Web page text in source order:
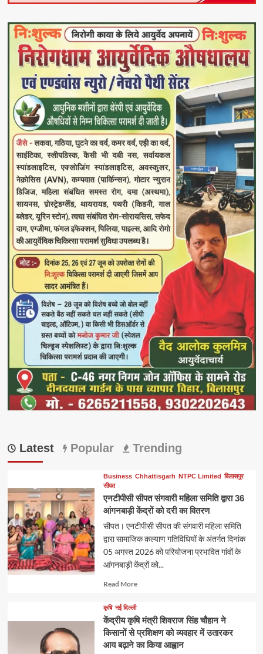
Latest Popular Trending
Business Chhattisgarh NTPC Limited बिलासपुर
सीपत
एनटीपीसी सीपत संगवारी महिला समिति द्वारा 36
आंगनबाड़ी केंद्रों को दरी का वितरण
सीपत। एनटीपीसी सीपत की संगवारी महिला समिति
द्वारा सामाजिक कल्याण गतिविधियों के अंतर्गत दिनांक
05 अगस्त 2026 को परियोजना प्रभावित गांवों के
आंगनबाड़ी केंद्रों को...
Read MoreRead
about
कृषि नई दिल्ली
केंद्रीय कृषि मंत्री शिवराज सिंह चौहान ने
किसानों से प्रशिक्षण को व्यवहार में उतारकर
आय बढ़ाने का किया आह्वान